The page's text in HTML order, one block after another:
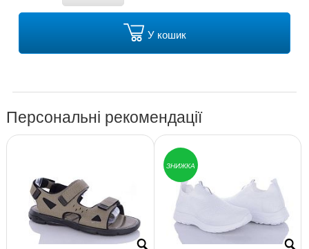
У кошик
Персональні рекомендації
ЗНИЖКА